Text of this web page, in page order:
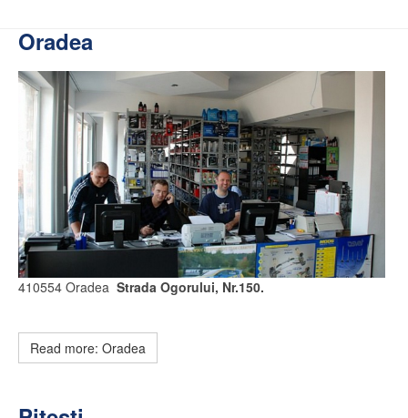
Oradea
410554 Oradea Strada Ogorului, Nr.150.
Read more: Oradea